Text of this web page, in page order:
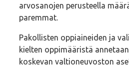
arvosanojen perusteella
paremmat.
Pakollisten oppiaineiden ja
kielten oppimääristä
koskevan valtioneuvoston